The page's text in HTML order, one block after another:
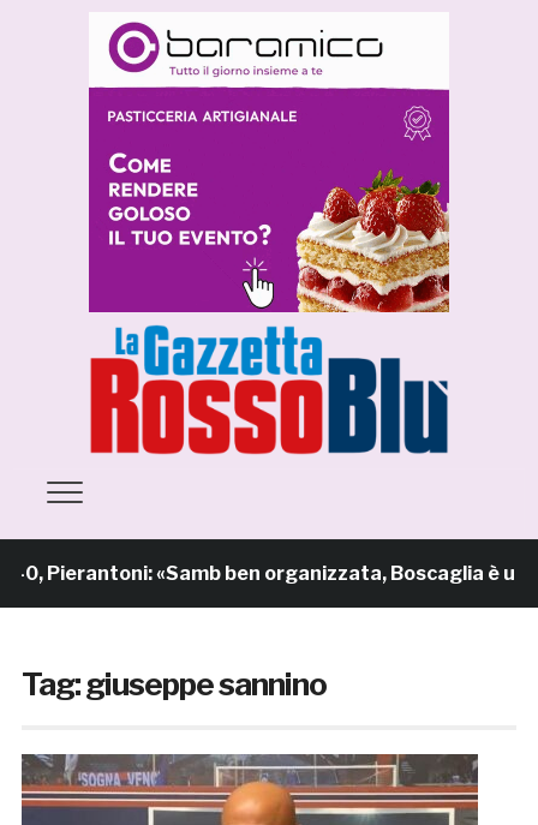
Pierantoni: «Samb ben organizzata, Boscaglia è un
Tag:giuseppe sannino